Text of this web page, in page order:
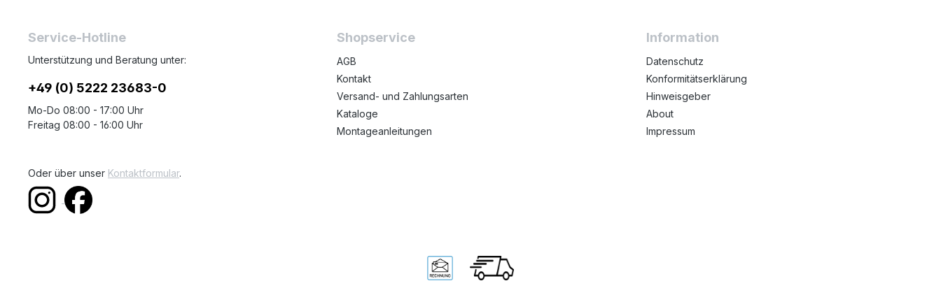
Service-Hotline
Unterstützung und Beratung unter:
+49 (0) 5222 23683-0
Mo-Do 08:00 - 17:00 Uhr
Freitag 08:00 - 16:00 Uhr
Oder über unser Kontaktformular.
Shopservice
AGB
Kontakt
Versand- und Zahlungsarten
Kataloge
Montageanleitungen
Information
Datenschutz
Konformitätserklärung
Hinweisgeber
About
Impressum